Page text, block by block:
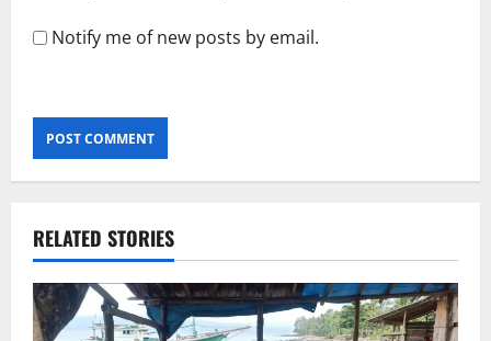
Notify me of new posts by email.
RELATED STORIES